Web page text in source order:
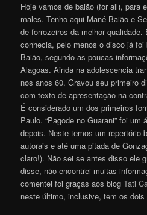
Hoje vamos de baião (for all), para
males. Tenho aqui Mané Baião e
de forrozeiros da melhor qualidade.
conhecia, pelo menos o disco já foi
Baião, segundo as poucas
Alagoas. Ainda na adolescencia
nos anos 60. Gravou seu primeiro
com texto de apresentação na
É considerado um dos primeiros
Paulo. “Pagode no Guarani” foi um
depois. Neste temos um repertório
autorais e até uma pitada de
claro!). Não sei se antes disso ele
disse, não encontrei muitas
comentei foi graças aos blogTati
neste último, inclusive, tem os